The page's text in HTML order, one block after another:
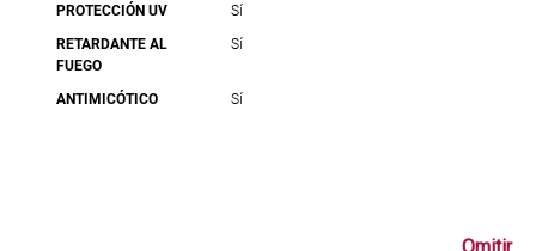
PROTECCIÓN UV
Sí
RETARDANTE AL
FUEGO
Sí
ANTIMICÓTICO Sí